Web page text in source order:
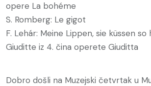
opere La bohéme
S. Romberg: Le gigot
F. Lehár: Meine Lippen, sie küssen so
Giuditte iz 4. čina operete Giuditta
Dobro došli na Muzejski četvrtak u